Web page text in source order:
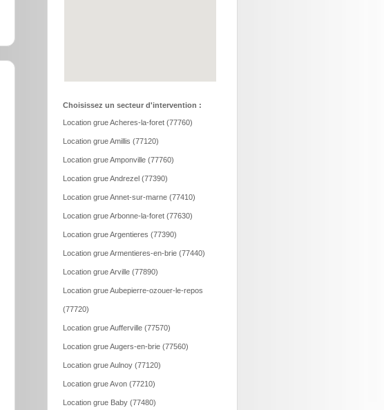
Choisissez un secteur d'intervention :
Location grue Acheres-la-foret (77760)
Location grue Amillis (77120)
Location grue Amponville (77760)
Location grue Andrezel (77390)
Location grue Annet-sur-marne (77410)
Location grue Arbonne-la-foret (77630)
Location grue Argentieres (77390)
Location grue Armentieres-en-brie (77440)
Location grue Arville (77890)
Location grue Aubepierre-ozouer-le-repos
(77720)
Location grue Aufferville (77570)
Location grue Augers-en-brie (77560)
Location grue Aulnoy (77120)
Location grue Avon (77210)
Location grue Baby (77480)